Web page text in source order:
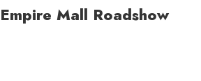
Empire Mall Roadshow